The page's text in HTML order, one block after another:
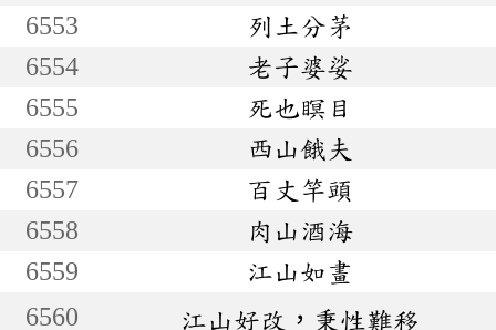
6553
列土分茅
6554
老子婆娑
6555
死也瞑目
6556
西山餓夫
6557
百丈竿頭
6558
肉山酒海
6559
江山如畫
6560
江山好改，秉性難移